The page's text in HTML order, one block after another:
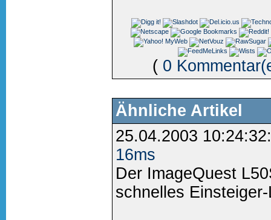
( 0
Ähnliche Artikel
25.04.2003
16ms
Der ImageQuest
schnelles